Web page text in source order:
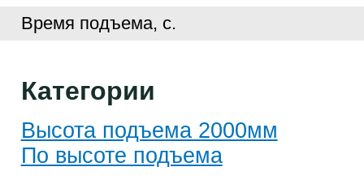
Время подъема, с.
Категории
Высота подъема 2000мм
По высоте подъема